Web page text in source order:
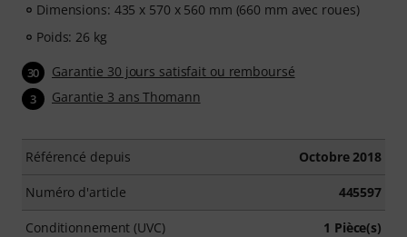
Dimensions: 435 x 570 x 560 mm (660 mm avec roues)
Poids: 26 kg
30 Garantie 30 jours satisfait ou remboursé
3 Garantie 3 ans Thomann
Référencé depuis Octobre 2018
Numéro d'article 445597
Conditionnement (UVC) 1 Pièce(s)